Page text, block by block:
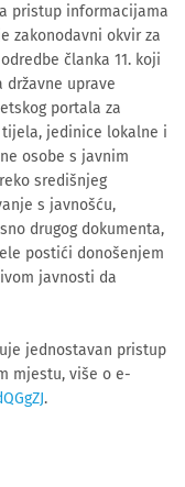
pristup informacijama
zakonodavni okvir za
članka 11. koji
uprave
portala za
tijela, jedinice lokalne i
osobe s javnim
središnjeg
s javnošću,
drugog dokumenta,
postići donošenjem
javnosti da
jednostavan pristup
mjestu, više o e-
.